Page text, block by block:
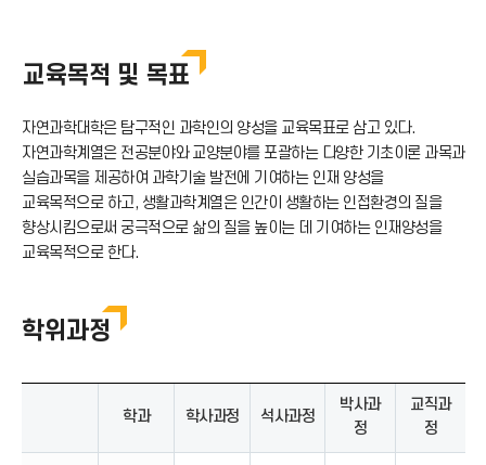
교육목적 및 목표
자연과학대학은 탐구적인 과학인의 양성을 교육목표로 삼고 있다.
자연과학계열은 전공분야와 교양분야를 포괄하는 다양한 기초이론 과목과
실습과목을 제공하여 과학기술 발전에 기여하는 인재 양성을
교육목적으로 하고, 생활과학계열은 인간이 생활하는 인접환경의 질을
향상시킴으로써 궁극적으로 삶의 질을 높이는 데 기여하는 인재양성을
교육목적으로 한다.
학위과정
학과 학사과정 석사과정
박사과
정
교직과
정